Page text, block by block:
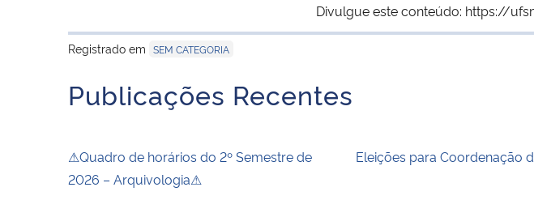
Divulgue este conteúdo: https://
Registrado em SEM CATEGORIA
Publicações Recentes
⚠Quadro de horários do 2º Semestre de
2026 – Arquivologia⚠
Eleições para Coordenação